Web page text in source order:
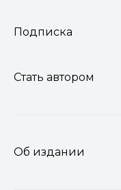
Подписка
Стать автором
Об издании